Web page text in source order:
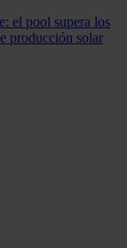
el pool supera los
producción solar